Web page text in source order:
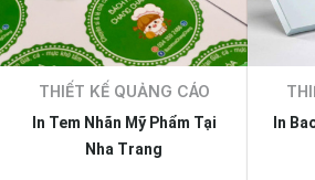
THIẾT KẾ QUẢNG CÁO
In Tem Nhãn Mỹ Phẩm Tại
Nha Trang
In